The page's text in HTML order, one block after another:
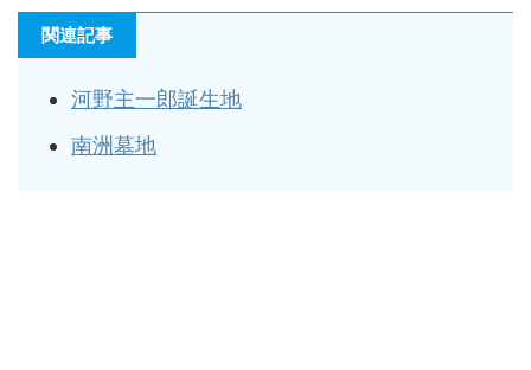
関連記事
河野主一郎誕生地
南洲墓地